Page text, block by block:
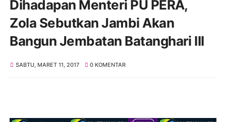
Dihadapan Menteri PU PERA,
Zola Sebutkan Jambi Akan
Bangun Jembatan Batanghari III
SABTU, MARET 11, 2017 0 KOMENTAR